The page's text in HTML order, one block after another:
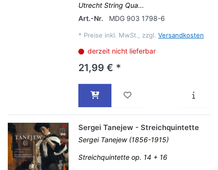
Utrecht String Qua...
Art.-Nr.
MDG 903 1798-6
* Preise inkl. MwSt., zzgl. Versandkosten
derzeit nicht lieferbar
21,99 € *
Sergei Tanejew - Streichquintette
Sergei Tanejew (1856-1915)
Streichquintette op. 14 + 16